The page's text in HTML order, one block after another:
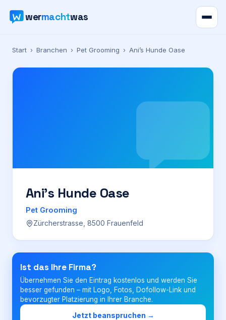
wermachtwas
Verzeichnis
Karte
Preise
Für Firmen
Login
Firma eintragen
Start › Branchen › Pet Grooming › Ani’s Hunde Oase
Ani’s Hunde Oase
Pet Grooming
Zürcherstrasse, 8500 Frauenfeld
Ist das Ihre Firma?
Übernehmen Sie den Eintrag kostenlos und werden Sie
besser gefunden – mit Logo, Fotos, Dofollow-Link und
bevorzugter Platzierung in Ihrer Branche.
Jetzt beanspruchen →